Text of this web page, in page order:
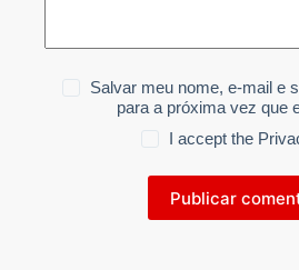
Salvar meu nome, e-mail e
para a próxima vez que
I accept the
Publicar